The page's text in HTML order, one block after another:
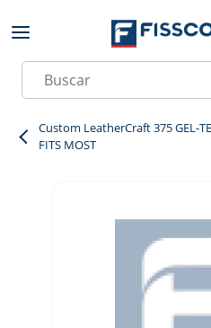
Skip to main content
Site Search
Custom LeatherCraft 375 GEL-
FITS MOST